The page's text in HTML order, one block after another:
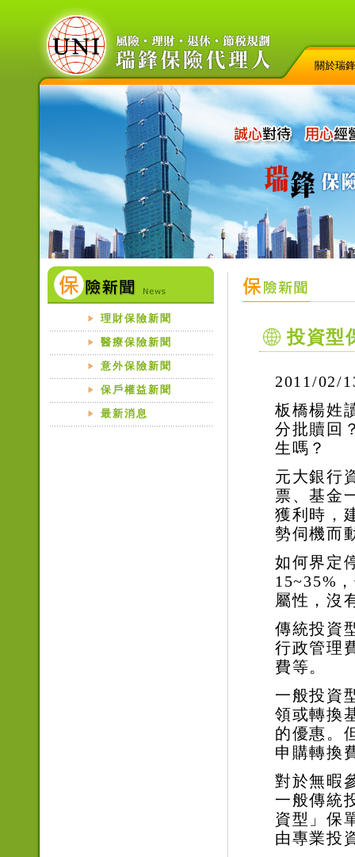
關於瑞鋒
理財保險新聞
醫療保險新聞
意外保險新聞
保戶權益新聞
最新消息
投資型
2011/02/
板橋楊姓
分批贖回
生嗎？
元大銀行
票、基金
獲利時，
勢伺機而
如何界定
15~35%
屬性，沒
傳統投資
行政管理
費等。
一般投資
領或轉換
的優惠。
申購轉換
對於無暇
一般傳統
資型」保
由專業投